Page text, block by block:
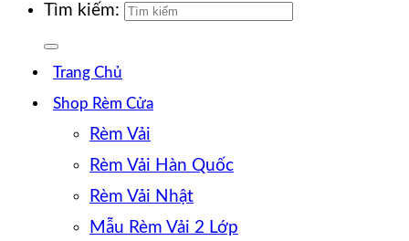
Tìm kiếm:
Trang Chủ
Shop Rèm Cửa
Rèm Vải
Rèm Vải Hàn Quốc
Rèm Vải Nhật
Mẫu Rèm Vải 2 Lớp